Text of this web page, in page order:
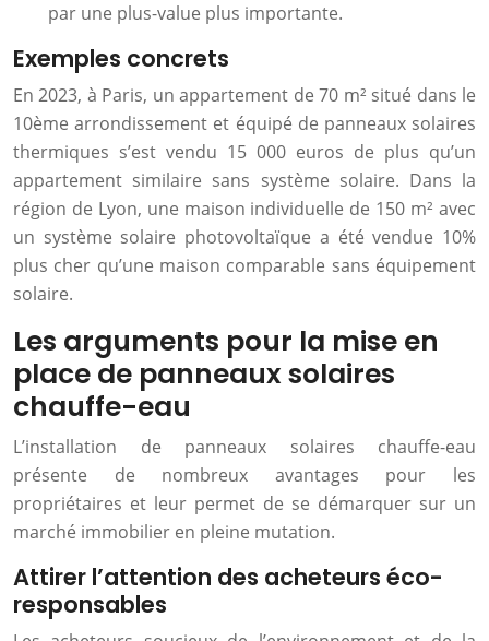
par une plus-value plus importante.
Exemples concrets
En 2023, à Paris, un appartement de 70 m² situé dans le
10ème arrondissement et équipé de panneaux solaires
thermiques s’est vendu 15 000 euros de plus qu’un
appartement similaire sans système solaire. Dans la
région de Lyon, une maison individuelle de 150 m² avec
un système solaire photovoltaïque a été vendue 10%
plus cher qu’une maison comparable sans équipement
solaire.
Les arguments pour la mise en
place de panneaux solaires
chauffe-eau
L’installation de panneaux solaires chauffe-eau
présente de nombreux avantages pour les
propriétaires et leur permet de se démarquer sur un
marché immobilier en pleine mutation.
Attirer l’attention des acheteurs éco-
responsables